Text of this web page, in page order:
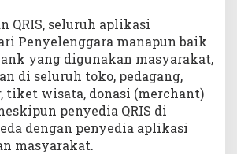
QRIS, seluruh aplikasi
Penyelenggara manapun baik
yang digunakan masyarakat,
di seluruh toko, pedagang,
tiket wisata, donasi (merchant)
penyedia QRIS di
dengan penyedia aplikasi
masyarakat.